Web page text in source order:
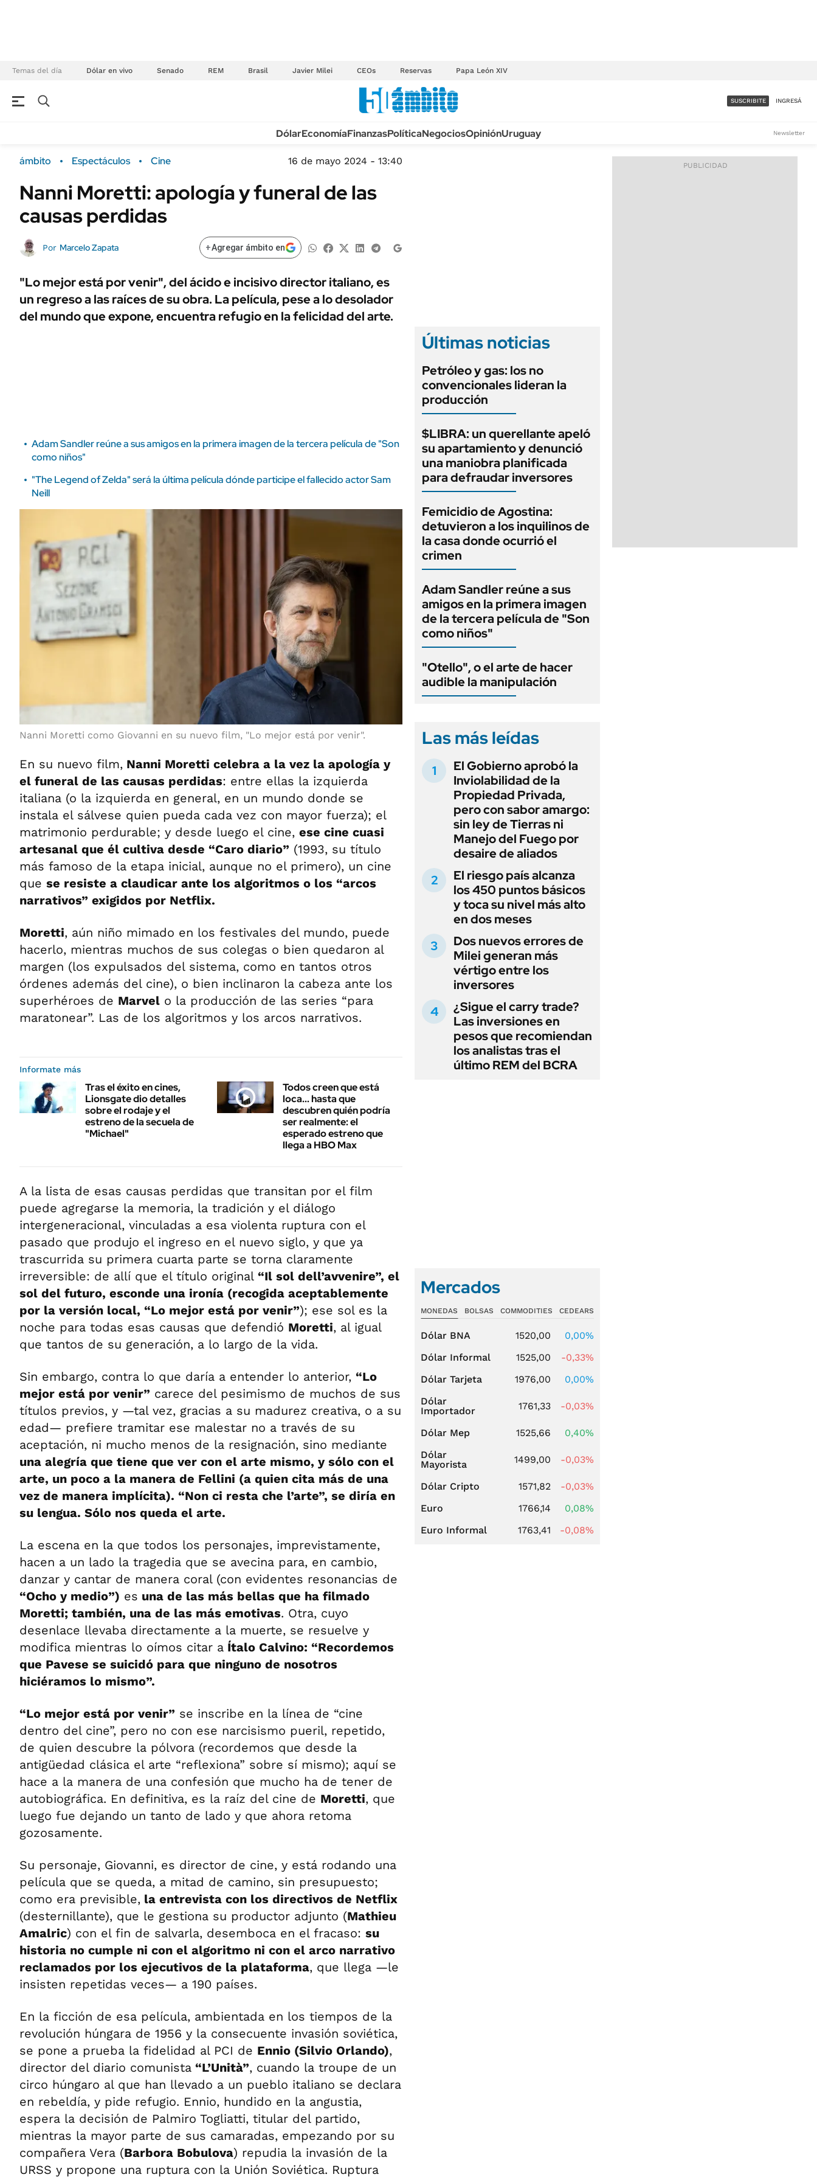
Temas del día Dólar en vivo Senado REM Brasil Javier Milei CEOs Reservas Papa León XIV
Campo
FINANZAS
Mercados
ÁMBITO DEBATE
MEDIAKIT AMBITO DEBATE
Sustentabilidad
POLÍTICA
URUGUAY
TECNOLOGÍA
MÉXICO
MUNDO
LIFESTYLE
AUTOS
ACCESO FULL - $1.800/MES
SUSCRIBITE INGRESÁ
DólarEconomíaFinanzasPolíticaNegociosOpiniónUruguay Newsletter
ámbito Espectáculos Cine 16 de mayo 2024 - 13:40
Nanni Moretti: apología y funeral de las
causas perdidas
Por Marcelo Zapata +Agregar ámbito en
"Lo mejor está por venir", del ácido e incisivo director italiano, es
un regreso a las raíces de su obra. La película, pese a lo desolador
del mundo que expone, encuentra refugio en la felicidad del arte.
Adam Sandler reúne a sus amigos en la primera imagen de la tercera película de "Son
como niños"
"The Legend of Zelda" será la última película dónde participe el fallecido actor Sam
Neill
Nanni Moretti como Giovanni en su nuevo film, "Lo mejor está por venir".
En su nuevo film, Nanni Moretti celebra a la vez la apología y
el funeral de las causas perdidas: entre ellas la izquierda
italiana (o la izquierda en general, en un mundo donde se
instala el sálvese quien pueda cada vez con mayor fuerza); el
matrimonio perdurable; y desde luego el cine, ese cine cuasi
artesanal que él cultiva desde “Caro diario” (1993, su título
más famoso de la etapa inicial, aunque no el primero), un cine
que se resiste a claudicar ante los algoritmos o los “arcos
narrativos” exigidos por Netflix.
Moretti, aún niño mimado en los festivales del mundo, puede
hacerlo, mientras muchos de sus colegas o bien quedaron al
margen (los expulsados del sistema, como en tantos otros
órdenes además del cine), o bien inclinaron la cabeza ante los
superhéroes de Marvel o la producción de las series “para
maratonear”. Las de los algoritmos y los arcos narrativos.
Informate más
Tras el éxito en cines,
Lionsgate dio detalles
sobre el rodaje y el
estreno de la secuela de
"Michael"
Todos creen que está
loca... hasta que
descubren quién podría
ser realmente: el
esperado estreno que
llega a HBO Max
A la lista de esas causas perdidas que transitan por el film
puede agregarse la memoria, la tradición y el diálogo
intergeneracional, vinculadas a esa violenta ruptura con el
pasado que produjo el ingreso en el nuevo siglo, y que ya
trascurrida su primera cuarta parte se torna claramente
irreversible: de allí que el título original “Il sol dell’avvenire”, el
sol del futuro, esconde una ironía (recogida aceptablemente
por la versión local, “Lo mejor está por venir”); ese sol es la
noche para todas esas causas que defendió Moretti, al igual
que tantos de su generación, a lo largo de la vida.
Sin embargo, contra lo que daría a entender lo anterior, “Lo
mejor está por venir” carece del pesimismo de muchos de sus
títulos previos, y —tal vez, gracias a su madurez creativa, o a su
edad— prefiere tramitar ese malestar no a través de su
aceptación, ni mucho menos de la resignación, sino mediante
una alegría que tiene que ver con el arte mismo, y sólo con el
arte, un poco a la manera de Fellini (a quien cita más de una
vez de manera implícita). “Non ci resta che l’arte”, se diría en
su lengua. Sólo nos queda el arte.
La escena en la que todos los personajes, imprevistamente,
hacen a un lado la tragedia que se avecina para, en cambio,
danzar y cantar de manera coral (con evidentes resonancias de
“Ocho y medio”) es una de las más bellas que ha filmado
Moretti; también, una de las más emotivas. Otra, cuyo
desenlace llevaba directamente a la muerte, se resuelve y
modifica mientras lo oímos citar a Ítalo Calvino: “Recordemos
que Pavese se suicidó para que ninguno de nosotros
hiciéramos lo mismo”.
“Lo mejor está por venir” se inscribe en la línea de “cine
dentro del cine”, pero no con ese narcisismo pueril, repetido,
de quien descubre la pólvora (recordemos que desde la
antigüedad clásica el arte “reflexiona” sobre sí mismo); aquí se
hace a la manera de una confesión que mucho ha de tener de
autobiográfica. En definitiva, es la raíz del cine de Moretti, que
luego fue dejando un tanto de lado y que ahora retoma
gozosamente.
Su personaje, Giovanni, es director de cine, y está rodando una
película que se queda, a mitad de camino, sin presupuesto;
como era previsible, la entrevista con los directivos de Netflix
(desternillante), que le gestiona su productor adjunto (Mathieu
Amalric) con el fin de salvarla, desemboca en el fracaso: su
historia no cumple ni con el algoritmo ni con el arco narrativo
reclamados por los ejecutivos de la plataforma, que llega —le
insisten repetidas veces— a 190 países.
En la ficción de esa película, ambientada en los tiempos de la
revolución húngara de 1956 y la consecuente invasión soviética,
se pone a prueba la fidelidad al PCI de Ennio (Silvio Orlando),
director del diario comunista “L’Unità”, cuando la troupe de un
circo húngaro al que han llevado a un pueblo italiano se declara
en rebeldía, y pide refugio. Ennio, hundido en la angustia,
espera la decisión de Palmiro Togliatti, titular del partido,
mientras la mayor parte de sus camaradas, empezando por su
compañera Vera (Barbora Bobulova) repudia la invasión de la
URSS y propone una ruptura con la Unión Soviética. Ruptura
Últimas noticias
Petróleo y gas: los no
convencionales lideran la
producción
$LIBRA: un querellante apeló
su apartamiento y denunció
una maniobra planificada
para defraudar inversores
Femicidio de Agostina:
detuvieron a los inquilinos de
la casa donde ocurrió el
crimen
Adam Sandler reúne a sus
amigos en la primera imagen
de la tercera película de "Son
como niños"
"Otello", o el arte de hacer
audible la manipulación
Las más leídas
El Gobierno aprobó la
Inviolabilidad de la
Propiedad Privada,
pero con sabor amargo:
sin ley de Tierras ni
Manejo del Fuego por
desaire de aliados
El riesgo país alcanza
los 450 puntos básicos
y toca su nivel más alto
en dos meses
Dos nuevos errores de
Milei generan más
vértigo entre los
inversores
¿Sigue el carry trade?
Las inversiones en
pesos que recomiendan
los analistas tras el
último REM del BCRA
Mercados
MONEDAS BOLSAS COMMODITIES CEDEARS
Dólar BNA 1520,00
0,00%
Dólar Informal
1525,00
-0,33%
Dólar Tarjeta
1976,00
0,00%
Dólar
Importador
1761,33 -0,03%
Dólar Mep 1525,66
0,40%
Dólar
Mayorista
1499,00 -0,03%
Dólar Cripto 1571,82
-0,03%
Euro
1766,14
0,08%
Euro Informal
1763,41 -0,08%